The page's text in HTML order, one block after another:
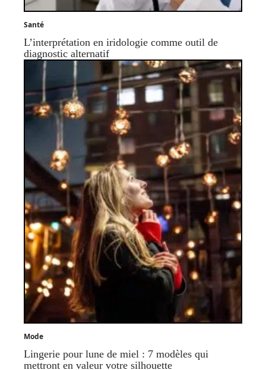
Santé
L’interprétation en iridologie comme outil de
diagnostic alternatif
Mode
Lingerie pour lune de miel : 7 modèles qui
mettront en valeur votre silhouette